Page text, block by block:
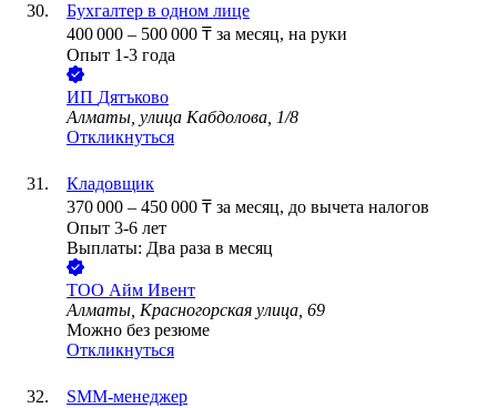
Бухгалтер в одном лице
400 000 – 500 000 ₸ за месяц, на руки
Опыт 1-3 года
ИП Дятъково
Алматы, улица Кабдолова, 1/8
Откликнуться
Кладовщик
370 000 – 450 000 ₸ за месяц, до вычета налогов
Опыт 3-6 лет
Выплаты: Два раза в месяц
ТОО Айм Ивент
Алматы, Красногорская улица, 69
Можно без резюме
Откликнуться
SMM-менеджер